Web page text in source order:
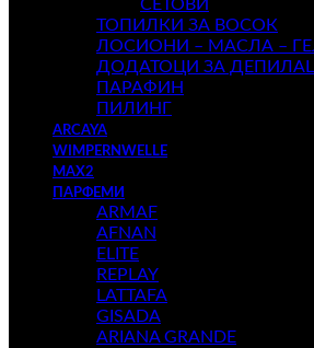
СЕТОВИ
ТОПИЛКИ ЗА ВОСОК
ЛОСИОНИ – МАСЛА –
ДОДАТОЦИ ЗА
ПАРАФИН
ПИЛИНГ
ARCAYA
WIMPERNWELLE
MAX2
ПАРФЕМИ
ARMAF
AFNAN
ELITE
REPLAY
LATTAFA
GISADA
ARIANA GRANDE